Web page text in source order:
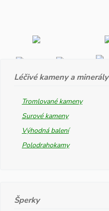
Léčivé kameny a minerály
Tromlované kameny
Surové kameny
Výhodná balení
Polodrahokamy
Šperky